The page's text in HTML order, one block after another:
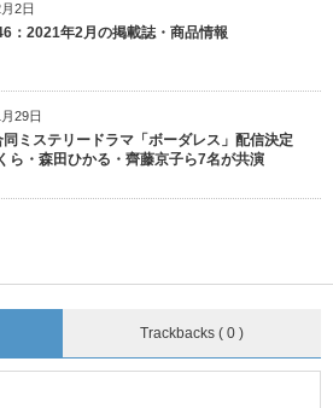
2日
：2021年2月の掲載誌・商品情報
29日
同ミステリードラマ「ボーダレス」配信決定
ら・森田ひかる・齊藤京子ら7名が共演
Trackbacks ( 0 )